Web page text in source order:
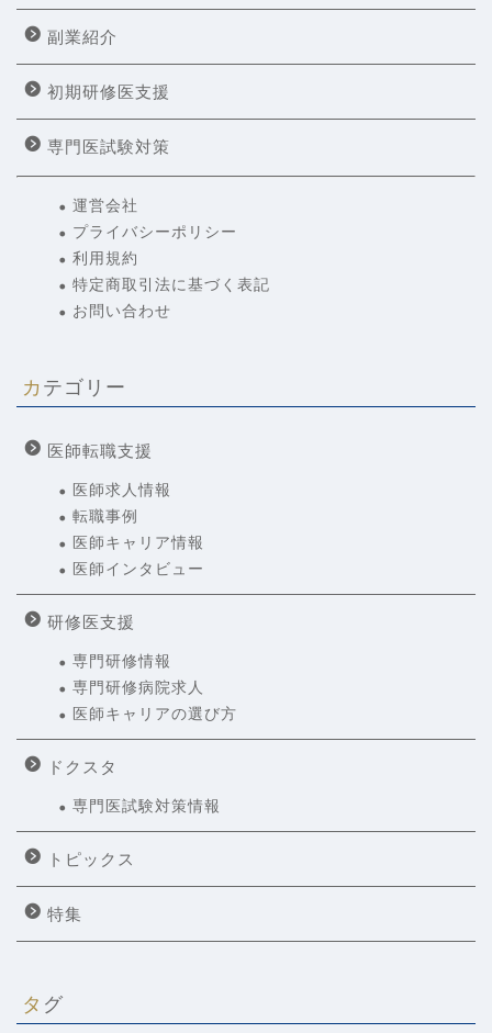
副業紹介
初期研修医支援
専門医試験対策
運営会社
プライバシーポリシー
利用規約
特定商取引法に基づく表記
お問い合わせ
カテゴリー
医師転職支援
医師求人情報
転職事例
医師キャリア情報
医師インタビュー
研修医支援
専門研修情報
専門研修病院求人
医師キャリアの選び方
ドクスタ
専門医試験対策情報
トピックス
特集
タグ